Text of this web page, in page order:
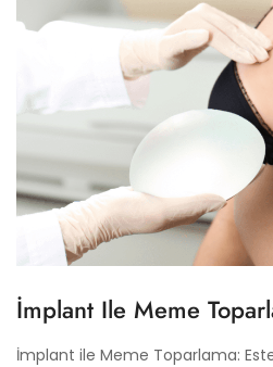
İmplant Ile Meme
İmplant ile Meme Toparlama: